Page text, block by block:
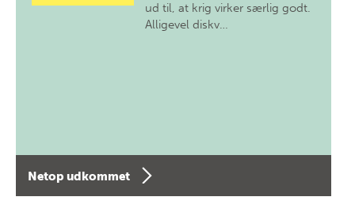
ud til, at krig virker særlig godt.
Alligevel diskv…
Netop udkommet